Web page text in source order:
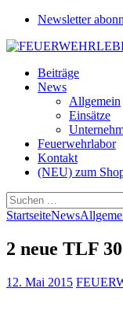
Newsletter
Beiträge
News
Allgemein
Einsätze
Feuerwehrlabor
Kontakt
(NEU) zum
Suchen
nach:
StartseiteNews
2 neue TLF
12. Mai 2015